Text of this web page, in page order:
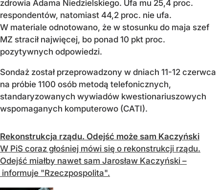
zdrowia Adama Niedzielskiego. Ufa mu 25,4 proc.
respondentów, natomiast 44,2 proc. nie ufa.
W materiale odnotowano, że w stosunku do maja szef
MZ stracił najwięcej, bo ponad 10 pkt proc.
pozytywnych odpowiedzi.
Sondaż został przeprowadzony w dniach 11-12 czerwca
na próbie 1100 osób metodą telefonicznych,
standaryzowanych wywiadów kwestionariuszowych
wspomaganych komputerowo (CATI).
Rekonstrukcja rządu. Odejść może sam Kaczyński
W PiS coraz głośniej mówi się o rekonstrukcji rządu.
Odejść miałby nawet sam Jarosław Kaczyński –
informuje "Rzeczpospolita".